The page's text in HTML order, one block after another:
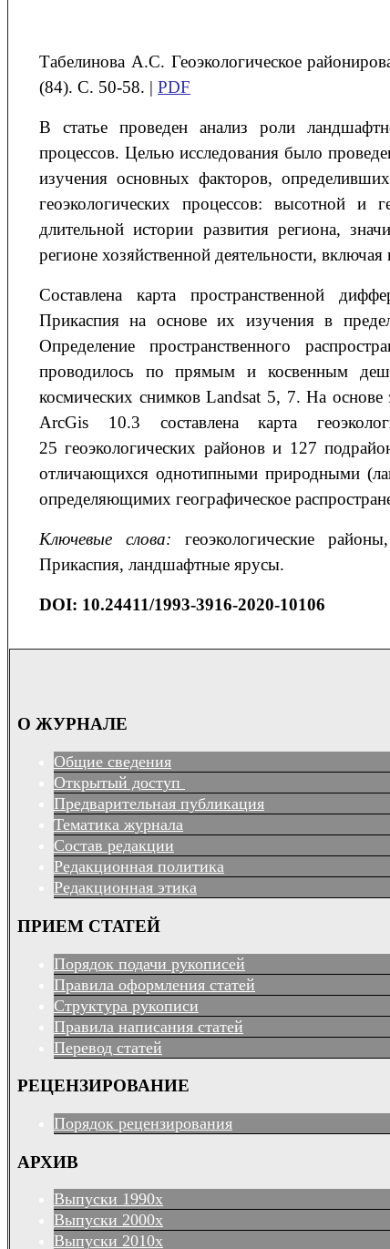
Табелинова А.С. Геоэкологическое
(84). С. 50-58. | PDF
В статье проведен анализ роли
процессов. Целью исследования было
изучения основных факторов,
геоэкологических процессов: высотной и
длительной истории развития региона,
регионе хозяйственной деятельности,
Составлена карта пространственной
Прикаспия на основе их изучения в
Определение пространственного
проводилось по прямым и косвенным
космических снимков Landsat 5, 7. На
ArcGis 10.3 составлена карта
25 геоэкологических районов и 127
отличающихся однотипными природными
определяющимих географическое
Ключевые слова: геоэкологические
Прикаспия, ландшафтные ярусы.
DOI: 10.24411/1993-3916-2020-10106
О ЖУРНАЛЕ
Общие сведения
Открытый доступ
Предварительная публикация
Тематика журнала
Состав редакции
Редакционная политика
Редакционная этика
ПРИЕМ СТАТЕЙ
Порядок подачи рукописей
Правила оформления статей
Структура рукописи
Правила написания статей
Перевод статей
РЕЦЕНЗИРОВАНИЕ
Порядок рецензирования
АРХИВ
Выпуски 1990х
Выпуски 2000х
Выпуски 2010х